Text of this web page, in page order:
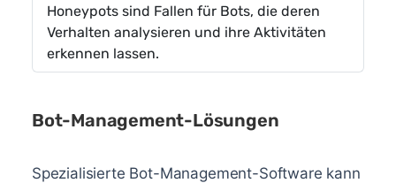
Honeypots sind Fallen für Bots, die deren
Verhalten analysieren und ihre Aktivitäten
erkennen lassen.
Bot-Management-Lösungen
Spezialisierte Bot-Management-Software kann